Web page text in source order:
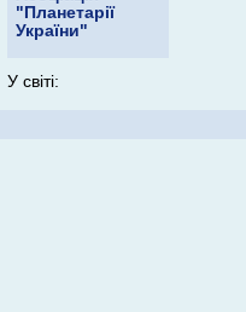
"Планетарії
України"
У світі: